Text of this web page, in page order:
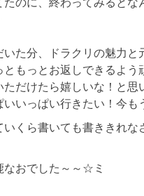
いた分、ドラクリの魅力と
ともっとお返しできるよう
ただけたら嬉しいな！と
いいっぱい行きたい！今も
いくら書いても書ききれな
なおでした～～☆ミ